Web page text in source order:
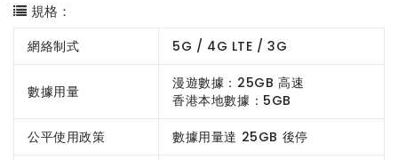
規格：
網絡制式 5G / 4G LTE / 3G
數據用量
漫遊數據：25GB 高速
香港本地數據：5GB
公平使用政策 數據用量達 25GB 後停